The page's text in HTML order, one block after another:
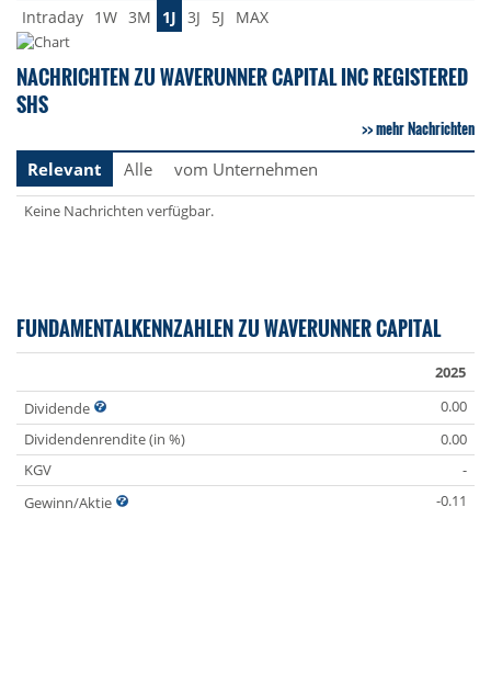
Intraday 1W 3M 1J 3J 5J MAX
NACHRICHTEN ZU WAVERUNNER CAPITAL INC REGISTERED
SHS
mehr Nachrichten
Relevant
Alle vom Unternehmen
Keine Nachrichten verfügbar.
FUNDAMENTALKENNZAHLEN ZU WAVERUNNER CAPITAL
2025
Dividende
0.00
Dividendenrendite (in %)
0.00
KGV
-
Gewinn/Aktie
-0.11